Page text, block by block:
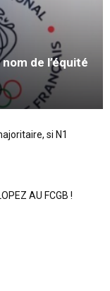
de l’équité
si N1
AU FCGB !